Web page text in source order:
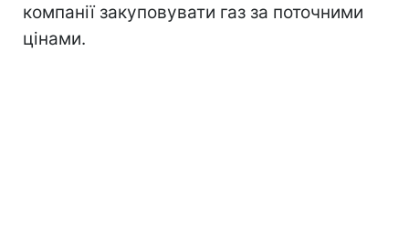
компанії закуповувати газ за поточними
цінами.